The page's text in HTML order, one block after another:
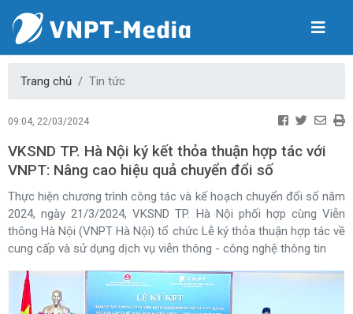
Trang chủ Tin tức
09:04, 22/03/2024
VKSND TP. Hà Nội ký kết thỏa thuận hợp tác với
VNPT: Nâng cao hiệu quả chuyển đổi số
Thực hiện chương trình công tác và kế hoạch chuyển đổi số năm
2024, ngày 21/3/2024, VKSND TP. Hà Nội phối hợp cùng Viễn
thông Hà Nội (VNPT Hà Nội) tổ chức Lễ ký thỏa thuận hợp tác về
cung cấp và sử dụng dịch vụ viễn thông - công nghệ thông tin